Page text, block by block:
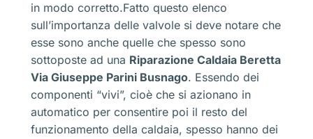
in modo corretto.Fatto questo elenco
sull’importanza delle valvole si deve notare che
esse sono anche quelle che spesso sono
sottoposte ad una Riparazione Caldaia Beretta
Via Giuseppe Parini Busnago. Essendo dei
componenti “vivi”, cioè che si azionano in
automatico per consentire poi il resto del
funzionamento della caldaia, spesso hanno dei